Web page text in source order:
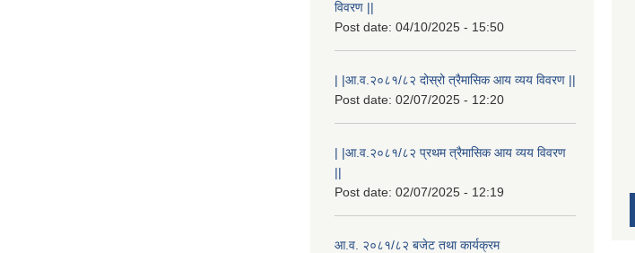
विवरण ||
Post date: 04/10/2025 - 15:50
| |आ.व.२०८१/८२ दोस्रो त्रैमासिक आय व्यय विवरण ||
Post date: 02/07/2025 - 12:20
| |आ.व.२०८१/८२ प्रथम त्रैमासिक आय व्यय विवरण
||
Post date: 02/07/2025 - 12:19
आ.व. २०८१/८२ बजेट तथा कार्यक्रम